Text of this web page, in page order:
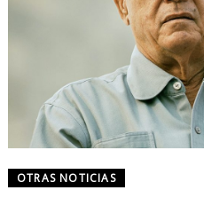
OTRAS NOTICIAS